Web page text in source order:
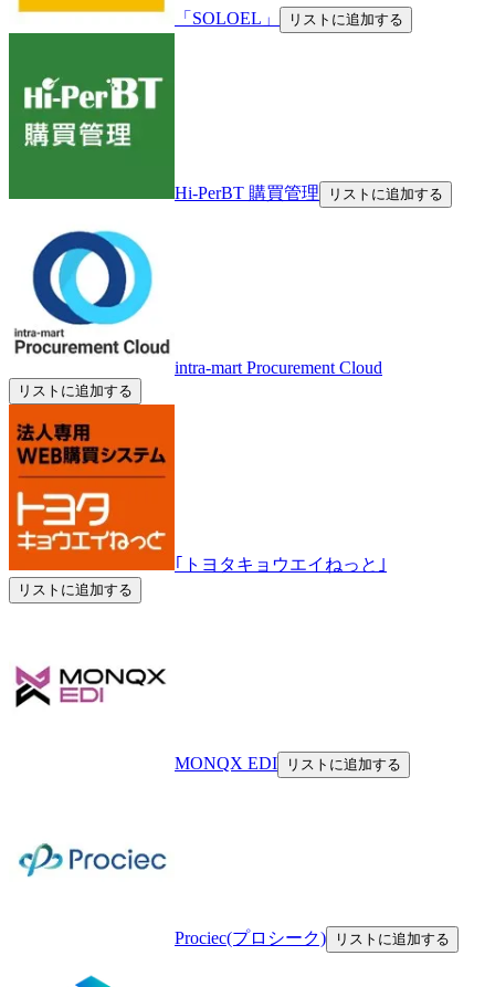
「SOLOEL」 リストに追加する
Hi-PerBT 購買管理 リストに追加する
intra-mart Procurement Cloud
リストに追加する
｢トヨタキョウエイねっと｣
リストに追加する
MONQX EDI リストに追加する
Prociec(プロシーク) リストに追加する